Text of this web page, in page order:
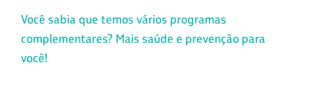
Você sabia que temos vários programas
complementares? Mais saúde e prevenção para
você!